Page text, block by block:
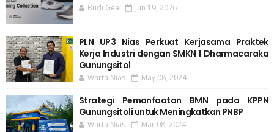
Budi Gea Jun 19, 2026
PLN UP3 Nias Perkuat Kerjasama Praktek
Kerja Industri dengan SMKN 1 Dharmacaraka
Gunungsitol
Warta Nias May 08, 2024
Strategi Pemanfaatan BMN pada KPPN
Gunungsitoli untuk Meningkatkan PNBP
Warta Nias Mar 08, 2024